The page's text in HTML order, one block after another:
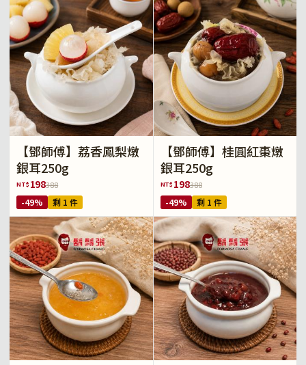
【鄧師傅】荔香鳳梨燉
銀耳250g
NT$ 198388
-49% 剩 1 件
【鄧師傅】桂圓紅棗燉
銀耳250g
NT$ 198388
-49% 剩 1 件